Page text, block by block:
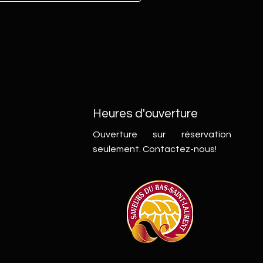
Heures d'ouverture
Ouverture sur réservation
seulement. Contactez-nous!